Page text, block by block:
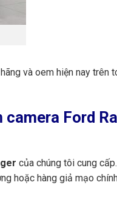
và oem hiện nay trên
Ford
của chúng tôi cung
hoặc hàng giả mạo